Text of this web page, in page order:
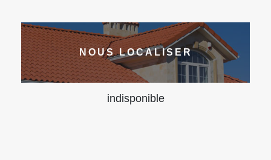
NOUS LOCALISER
indisponible